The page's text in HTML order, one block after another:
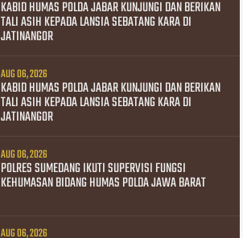
KABID HUMAS POLDA JABAR KUNJUNGI DAN BERIKAN
TALI ASIH KEPADA LANSIA SEBATANG KARA DI
JATINANGOR
AUG 06, 2026
KABID HUMAS POLDA JABAR KUNJUNGI DAN BERIKAN
TALI ASIH KEPADA LANSIA SEBATANG KARA DI
JATINANGOR
AUG 06, 2026
POLRES SUMEDANG IKUTI SUPERVISI FUNGSI
KEHUMASAN BIDANG HUMAS POLDA JAWA BARAT
AUG 06, 2026